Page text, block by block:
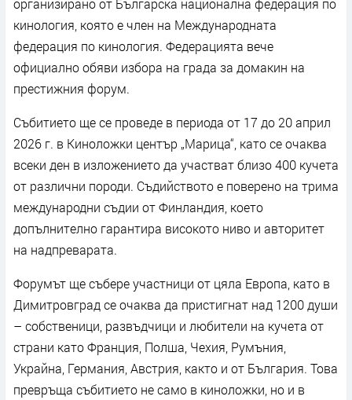
организирано от Българска национална федерация по
кинология, която е член на Международната
федерация по кинология. Федерацията вече
официално обяви избора на града за домакин на
престижния форум.
Събитието ще се проведе в периода от 17 до 20 април
2026 г. в Киноложки център „Марица“, като се очаква
всеки ден в изложението да участват близо 400 кучета
от различни породи. Съдийството е поверено на трима
международни съдии от Финландия, което
допълнително гарантира високото ниво и авторитет
на надпреварата.
Форумът ще събере участници от цяла Европа, като в
Димитровград се очаква да пристигнат над 1200 души
– собственици, развъдчици и любители на кучета от
страни като Франция, Полша, Чехия, Румъния,
Украйна, Германия, Австрия, както и от България. Това
превръща събитието не само в киноложки, но и в